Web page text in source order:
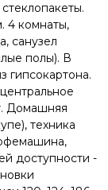
4 комнаты,
санузел
полы). В
гипсокартона.
Домашняя
техника
доступности -